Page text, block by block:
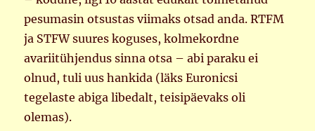
pesumasin otsustas viimaks otsad anda. RTFM
ja STFW suures koguses, kolmekordne
avariitühjendus sinna otsa – abi paraku ei
olnud, tuli uus hankida (läks Euronicsi
tegelaste abiga libedalt, teisipäevaks oli
olemas).